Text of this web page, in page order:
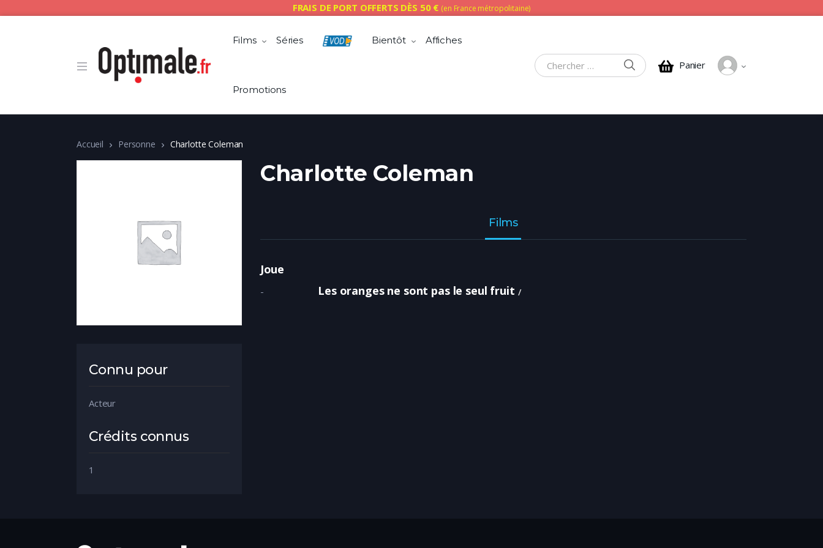
FRAIS DE PORT OFFERTS DÈS 50 € (en France métropolitaine)
Films Séries Bientôt Affiches
Promotions
Chercher :
CHERCHERPanier
Accueil Personne Charlotte Coleman
Connu pour
Acteur
Crédits connus
1
Charlotte Coleman
Films
Joue
- Les oranges ne sont pas le seul fruit